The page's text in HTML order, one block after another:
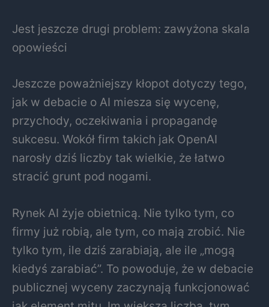
Jest jeszcze drugi problem: zawyżona skala
opowieści
Jeszcze poważniejszy kłopot dotyczy tego,
jak w debacie o AI miesza się wycenę,
przychody, oczekiwania i propagandę
sukcesu. Wokół firm takich jak OpenAI
narosły dziś liczby tak wielkie, że łatwo
stracić grunt pod nogami.
Rynek AI żyje obietnicą. Nie tylko tym, co
firmy już robią, ale tym, co mają zrobić. Nie
tylko tym, ile dziś zarabiają, ale ile „mogą
kiedyś zarabiać”. To powoduje, że w debacie
publicznej wyceny zaczynają funkcjonować